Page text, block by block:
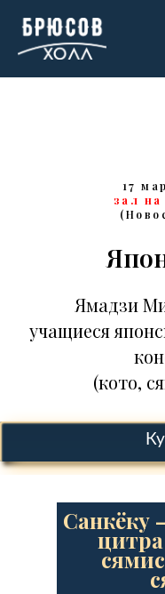
17
зал
Ямадзи
учащиеся
(кото,
Санкёку